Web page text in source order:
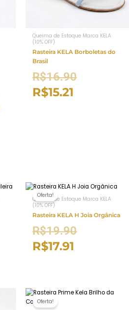
Queima de Estoque Marca KELA
(10% OFF)
Rasteira KELA Borboletas do
Brasil
R$16.90
R$15.21
Oferta!
Queima de Estoque Marca KELA
(10% OFF)
Rasteira KELA H Joia Orgânica
R$19.90
R$17.91
Oferta!